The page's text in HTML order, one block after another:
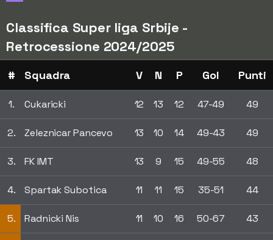
Classifica Super liga Srbije -
Retrocessione 2024/2025
# Squadra V N P Gol Punti
1. Cukaricki 12 13 12 47-49 49
2. Zeleznicar Pancevo 13 10 14 49-43 49
3. FK IMT 13 9 15 49-55 48
4. Spartak Subotica 11 11 15 35-51 44
5. Radnicki Nis 11 10 16 50-67 43